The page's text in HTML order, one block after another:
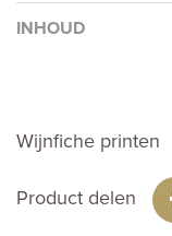
INHOUD
Wijnfiche printen
Product delen